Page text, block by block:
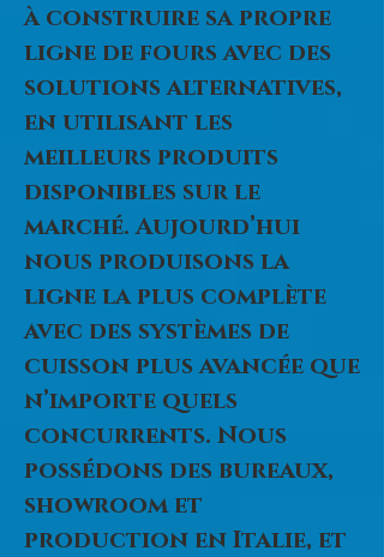
à construire sa propre
ligne de fours avec des
solutions alternatives,
en utilisant les
meilleurs produits
disponibles sur le
marché. Aujourd’hui
nous produisons la
ligne la plus complète
avec des systèmes de
cuisson plus avancée que
n’importe quels
concurrents. Nous
possédons des bureaux,
showroom et
production en Italie, et